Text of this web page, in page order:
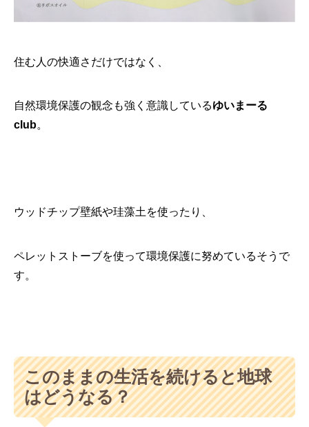
住む人の快適さだけではなく、
自然環境保護の観念も強く意識しているゆいまーる
club。
ウッドチップ壁紙や珪藻土を使ったり、
ペレットストーブを使って環境保護に努めているそうで
す。
このままの生活を続けると地球
はどうなる？